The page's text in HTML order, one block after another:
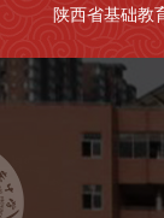
陕西省基础教